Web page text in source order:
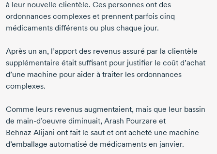
à leur nouvelle clientèle. Ces personnes ont des
ordonnances complexes et prennent parfois cinq
médicaments différents ou plus chaque jour.
Après un an, l’apport des revenus assuré par la clientèle
supplémentaire était suffisant pour justifier le coût d’achat
d’une machine pour aider à traiter les ordonnances
complexes.
Comme leurs revenus augmentaient, mais que leur bassin
de main-d’oeuvre diminuait, Arash Pourzare et
Behnaz Alijani ont fait le saut et ont acheté une machine
d’emballage automatisé de médicaments en janvier.